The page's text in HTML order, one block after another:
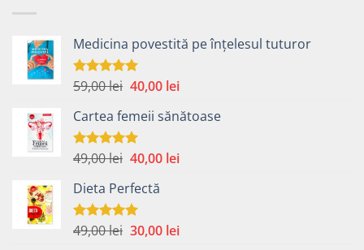
Medicina povestită pe înțelesul tuturor
Evaluat la
59,00lei Prețul
a
fost:
59,00 lei.
40,00 leiPrețul
este:
Cartea femeii sănătoase
Evaluat la
49,00lei Prețul
a
fost:
49,00 lei.
40,00 leiPrețul
Dieta Perfectă
Evaluat la
49,00lei Prețul
30,00 leiPrețul